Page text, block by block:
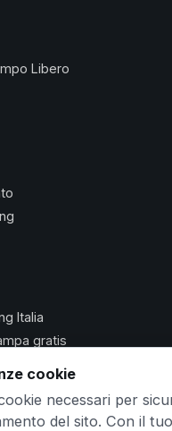
Libero
Italia
gratis
cookie
necessari per
del sito. Con il